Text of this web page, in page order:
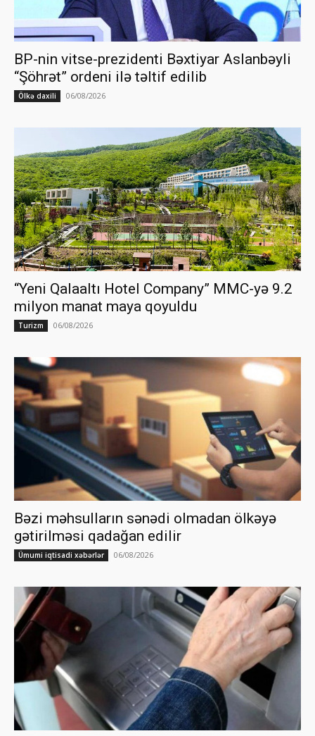
BP-nin vitse-prezidenti Bəxtiyar Aslanbəyli
“Şöhrət” ordeni ilə təltif edilib
Ölkə daxili 06/08/2026
“Yeni Qalaaltı Hotel Company” MMC-yə 9.2
milyon manat maya qoyuldu
Turizm 06/08/2026
Bəzi məhsulların sənədi olmadan ölkəyə
gətirilməsi qadağan edilir
Ümumi iqtisadi xəbərlər 06/08/2026